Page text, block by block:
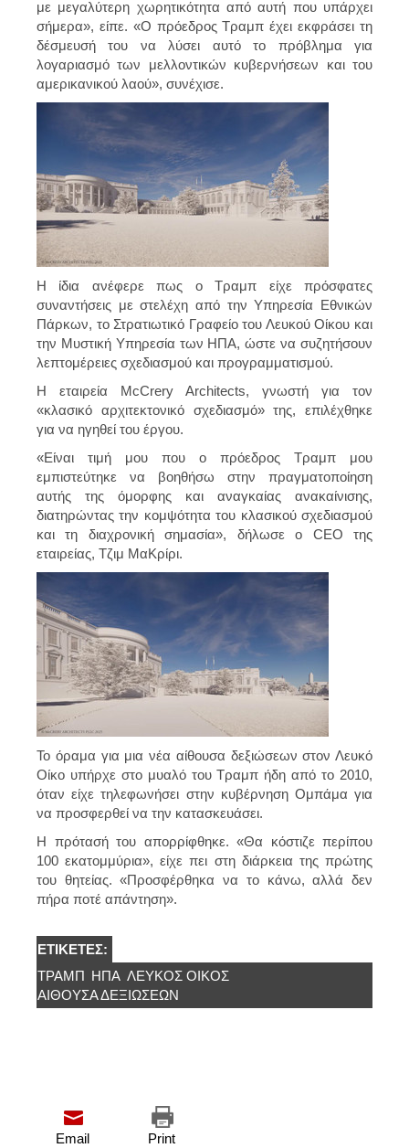
με μεγαλύτερη χωρητικότητα από αυτή που υπάρχει
σήμερα», είπε. «Ο πρόεδρος Τραμπ έχει εκφράσει τη
δέσμευσή του να λύσει αυτό το πρόβλημα για
λογαριασμό των μελλοντικών κυβερνήσεων και του
αμερικανικού λαού», συνέχισε.
Η ίδια ανέφερε πως ο Τραμπ είχε πρόσφατες
συναντήσεις με στελέχη από την Υπηρεσία Εθνικών
Πάρκων, το Στρατιωτικό Γραφείο του Λευκού Οίκου και
την Μυστική Υπηρεσία των ΗΠΑ, ώστε να συζητήσουν
λεπτομέρειες σχεδιασμού και προγραμματισμού.
Η εταιρεία McCrery Architects, γνωστή για τον
«κλασικό αρχιτεκτονικό σχεδιασμό» της, επιλέχθηκε
για να ηγηθεί του έργου.
«Είναι τιμή μου που ο πρόεδρος Τραμπ μου
εμπιστεύτηκε να βοηθήσω στην πραγματοποίηση
αυτής της όμορφης και αναγκαίας ανακαίνισης,
διατηρώντας την κομψότητα του κλασικού σχεδιασμού
και τη διαχρονική σημασία», δήλωσε ο CEO της
εταιρείας, Τζιμ ΜαΚρίρι.
Το όραμα για μια νέα αίθουσα δεξιώσεων στον Λευκό
Οίκο υπήρχε στο μυαλό του Τραμπ ήδη από το 2010,
όταν είχε τηλεφωνήσει στην κυβέρνηση Ομπάμα για
να προσφερθεί να την κατασκευάσει.
Η πρότασή του απορρίφθηκε. «Θα κόστιζε περίπου
100 εκατομμύρια», είχε πει στη διάρκεια της πρώτης
του θητείας. «Προσφέρθηκα να το κάνω, αλλά δεν
πήρα ποτέ απάντηση».
ΕΤΙΚΈΤΕΣ:
ΤΡΑΜΠ ΗΠΑ ΛΕΥΚΌΣ ΟΊΚΟΣ
ΑΊΘΟΥΣΑ ΔΕΞΙΏΣΕΩΝ
Print
Email